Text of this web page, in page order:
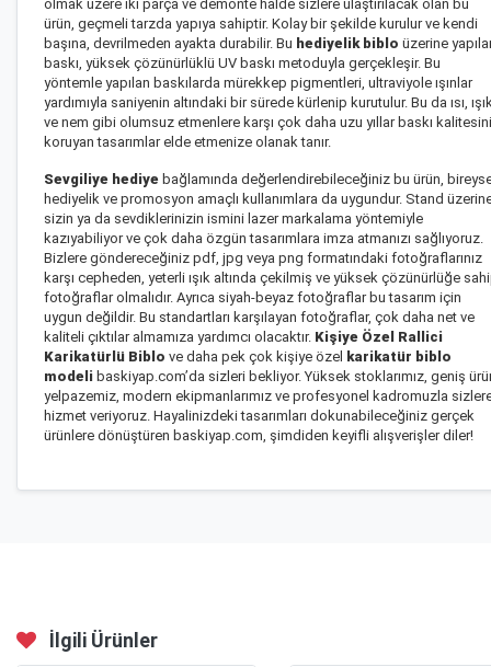
olmak üzere iki parça ve demonte halde sizlere ulaştırılacak olan bu
ürün, geçmeli tarzda yapıya sahiptir. Kolay bir şekilde kurulur ve kendi
başına, devrilmeden ayakta durabilir. Bu hediyelik biblo üzerine
baskı, yüksek çözünürlüklü UV baskı metoduyla gerçekleşir. Bu
yöntemle yapılan baskılarda mürekkep pigmentleri, ultraviyole ışınlar
yardımıyla saniyenin altındaki bir sürede kürlenip kurutulur. Bu da ısı,
ve nem gibi olumsuz etmenlere karşı çok daha uzu yıllar baskı kalitesini
koruyan tasarımlar elde etmenize olanak tanır.
Sevgiliye hediye bağlamında değerlendirebileceğiniz bu ürün,
hediyelik ve promosyon amaçlı kullanımlara da uygundur. Stand
sizin ya da sevdiklerinizin ismini lazer markalama yöntemiyle
kazıyabiliyor ve çok daha özgün tasarımlara imza atmanızı sağlıyoruz.
Bizlere göndereceğiniz pdf, jpg veya png formatındaki fotoğraflarınız
karşı cepheden, yeterli ışık altında çekilmiş ve yüksek çözünürlüğe
fotoğraflar olmalıdır. Ayrıca siyah-beyaz fotoğraflar bu tasarım için
uygun değildir. Bu standartları karşılayan fotoğraflar, çok daha net ve
kaliteli çıktılar almamıza yardımcı olacaktır. Kişiye Özel Rallici
Karikatürlü Biblo ve daha pek çok kişiye özel karikatür biblo
modeli baskiyap.com’da sizleri bekliyor. Yüksek stoklarımız, geniş
yelpazemiz, modern ekipmanlarımız ve profesyonel kadromuzla
hizmet veriyoruz. Hayalinizdeki tasarımları dokunabileceğiniz gerçek
ürünlere dönüştüren baskiyap.com, şimdiden keyifli alışverişler diler!
İlgili Ürünler